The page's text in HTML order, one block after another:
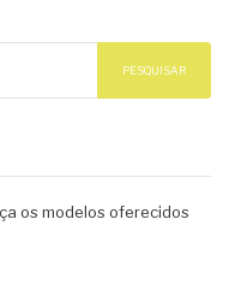
PESQUISAR
os modelos oferecidos